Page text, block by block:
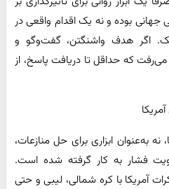
جهانی بوده و نه یک اقدام واقعی در
اگر هدف واشنگتن، گفت‌وگو و
می‌رفت که حداقل تا دریافت پاسخ، از
به‌عنوان ابزاری برای حل منازعات،
فشار به کار گرفته شده است.
آمریکا با کره شمالی، لیبی و حتی